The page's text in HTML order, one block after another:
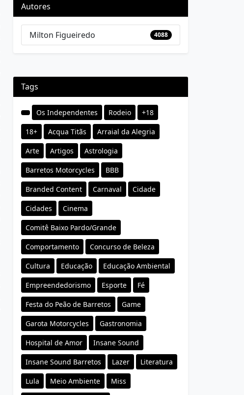
Autores
Milton Figueiredo 4088
Tags
Os Independentes Rodeio +18
18+ Acqua Titãs Arraial da Alegria
Arte Artigos Astrologia
Barretos Motorcycles BBB
Branded Content Carnaval Cidade
Cidades Cinema
Comitê Baixo Pardo/Grande
Comportamento Concurso de Beleza
Cultura Educação Educação Ambiental
Empreendedorismo Esporte Fé
Festa do Peão de Barretos Game
Garota Motorcycles Gastronomia
Hospital de Amor Insane Sound
Insane Sound Barretos Lazer Literatura
Lula Meio Ambiente Miss